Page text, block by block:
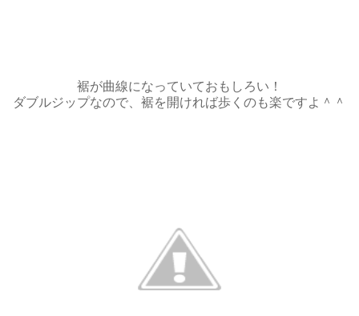
裾が曲線になっていておもしろい！
ダブルジップなので、裾を開ければ歩くのも楽ですよ＾＾